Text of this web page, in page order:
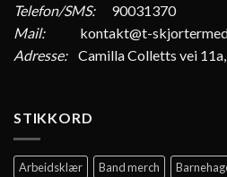
Telefon/SMS:
90031370
Mail:
kontakt@t-
Adresse: Camilla Colletts vei
STIKKORD
Arbeidsklær Band merch